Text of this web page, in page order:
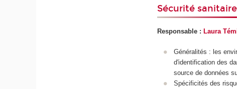
Sécurité sanitaire
Responsable : Laura
Généralités : les
d'identification des
source de données
Spécificités des